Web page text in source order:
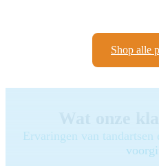
Shop alle
Ervaringen van